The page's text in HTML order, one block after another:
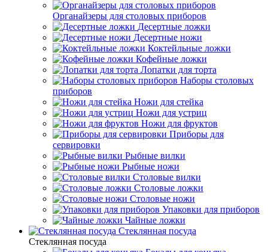
Органайзеры для столовых приборов
Десертные ложки
Десертные ножи
Коктейльные ложки
Кофейные ложки
Лопатки для торта
Наборы столовых
приборов
Ножи для стейка
Ножи для устриц
Ножи для фруктов
Приборы для
сервировки
Рыбные вилки
Рыбные ножи
Столовые вилки
Столовые ложки
Столовые ножи
Упаковки для приборов
Чайные ложки
Стеклянная посуда
Стеклянная посуда